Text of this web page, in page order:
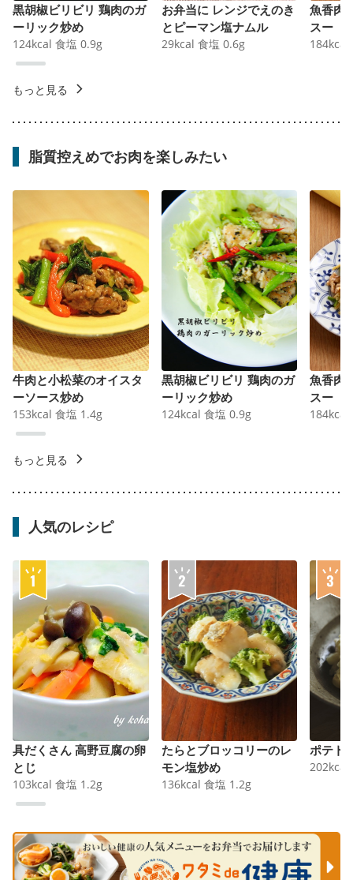
黒胡椒ビリビリ 鶏肉のガ
ーリック炒め
124kcal 食塩 0.9g
お弁当に レンジでえのき
とピーマン塩ナムル
29kcal 食塩 0.6g
魚香肉
スー
184kcal
もっと見る
脂質控えめでお肉を楽しみたい
牛肉と小松菜のオイスタ
ーソース炒め
153kcal 食塩 1.4g
黒胡椒ビリビリ 鶏肉のガ
ーリック炒め
124kcal 食塩 0.9g
魚香肉
スー
184kcal
もっと見る
人気のレシピ
具だくさん 高野豆腐の卵
とじ
103kcal 食塩 1.2g
たらとブロッコリーのレ
モン塩炒め
136kcal 食塩 1.2g
ポテト
202kcal